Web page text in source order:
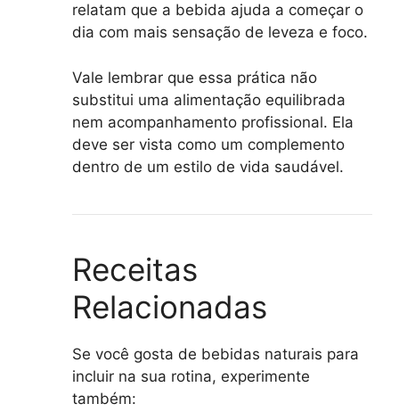
relatam que a bebida ajuda a começar o
dia com mais sensação de leveza e foco.
Vale lembrar que essa prática não
substitui uma alimentação equilibrada
nem acompanhamento profissional. Ela
deve ser vista como um complemento
dentro de um estilo de vida saudável.
Receitas
Relacionadas
Se você gosta de bebidas naturais para
incluir na sua rotina, experimente
também: